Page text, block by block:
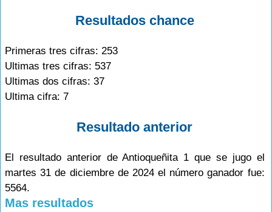
Resultados chance
Primeras tres cifras: 253
Ultimas tres cifras: 537
Ultimas dos cifras: 37
Ultima cifra: 7
Resultado anterior
El resultado anterior de Antioqueñita 1 que se jugo el
martes 31 de diciembre de 2024 el número ganador fue:
5564.
Mas resultados